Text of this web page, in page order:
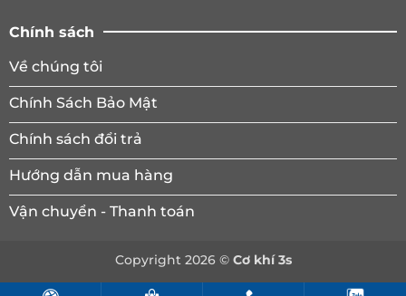
Chính sách
Về chúng tôi
Chính Sách Bảo Mật
Chính sách đổi trả
Hướng dẫn mua hàng
Vận chuyển - Thanh toán
Copyright 2026 © Cơ khí 3s